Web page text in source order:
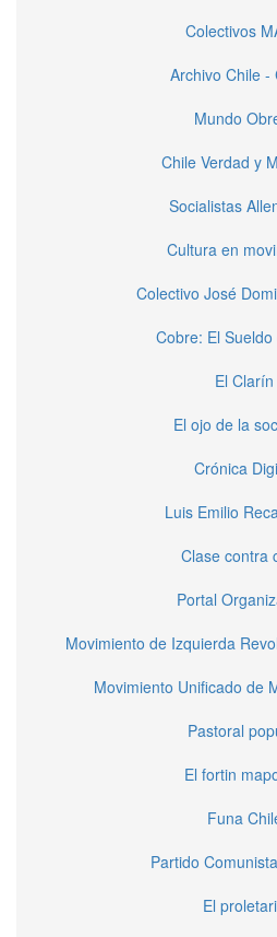
Colectivos
Archivo Chile -
Mundo
Chile Verdad y
Socialistas
Cultura en
Colectivo José
Cobre: El
El Clarín
El ojo de la
Crónica
Luis Emilio
Clase contra
Portal
Movimiento de Izquierda
Movimiento Unificado de
Pastoral
El fortin
Funa
Partido
El